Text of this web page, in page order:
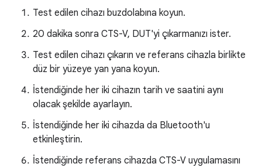
Test edilen cihazı buzdolabına koyun.
20 dakika sonra CTS-V, DUT'yi çıkarmanızı ister.
Test edilen cihazı çıkarın ve referans cihazla birlikte
düz bir yüzeye yan yana koyun.
İstendiğinde her iki cihazın tarih ve saatini aynı
olacak şekilde ayarlayın.
İstendiğinde her iki cihazda da Bluetooth'u
etkinleştirin.
İstendiğinde referans cihazda CTS-V uygulamasını